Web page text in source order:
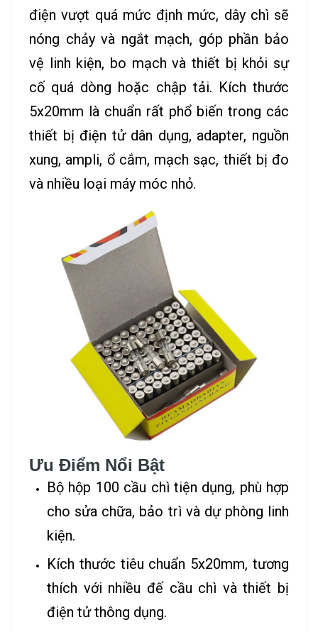
điện vượt quá mức định mức, dây chì sẽ
nóng chảy và ngắt mạch, góp phần bảo
vệ linh kiện, bo mạch và thiết bị khỏi sự
cố quá dòng hoặc chập tải. Kích thước
5x20mm là chuẩn rất phổ biến trong các
thiết bị điện tử dân dụng, adapter, nguồn
xung, ampli, ổ cắm, mạch sạc, thiết bị đo
và nhiều loại máy móc nhỏ.
Ưu Điểm Nổi Bật
Bộ hộp 100 cầu chì tiện dụng, phù hợp
cho sửa chữa, bảo trì và dự phòng linh
kiện.
Kích thước tiêu chuẩn 5x20mm, tương
thích với nhiều đế cầu chì và thiết bị
điện tử thông dụng.